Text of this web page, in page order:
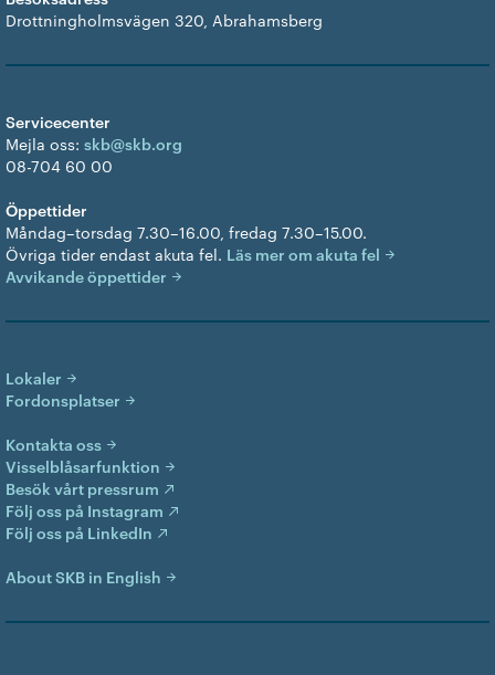
Drottningholmsvägen 320, Abrahamsberg
Servicecenter
Mejla oss: skb@skb.org
08-704 60 00
Öppettider
Måndag–torsdag 7.30–16.00, fredag 7.30–15.00.
Övriga tider endast akuta fel. Läs mer om akuta fel
Avvikande öppettider
Lokaler
Fordonsplatser
Kontakta oss
Visselblåsarfunktion
Besök vårt pressrum
Följ oss på Instagram
Följ oss på LinkedIn
About SKB in English